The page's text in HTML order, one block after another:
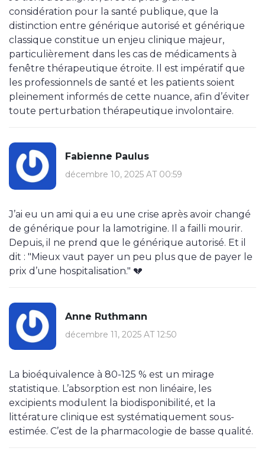
considération pour la santé publique, que la
distinction entre générique autorisé et générique
classique constitue un enjeu clinique majeur,
particulièrement dans les cas de médicaments à
fenêtre thérapeutique étroite. Il est impératif que
les professionnels de santé et les patients soient
pleinement informés de cette nuance, afin d’éviter
toute perturbation thérapeutique involontaire.
Fabienne Paulus
décembre 10, 2025 AT 00:59
J’ai eu un ami qui a eu une crise après avoir changé
de générique pour la lamotrigine. Il a failli mourir.
Depuis, il ne prend que le générique autorisé. Et il
dit : "Mieux vaut payer un peu plus que de payer le
prix d’une hospitalisation." 💔
Anne Ruthmann
décembre 11, 2025 AT 12:50
La bioéquivalence à 80-125 % est un mirage
statistique. L’absorption est non linéaire, les
excipients modulent la biodisponibilité, et la
littérature clinique est systématiquement sous-
estimée. C’est de la pharmacologie de basse qualité.